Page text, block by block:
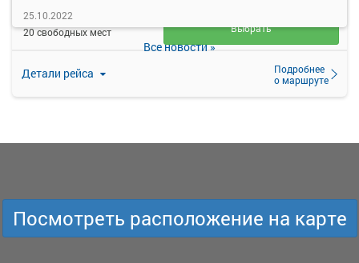
Детали рейса
Подробнее
о маршруте
7490 руб.
20 свободных мест
Выбрать
25.10.2022
Все новости »
Посмотреть расположение на карте